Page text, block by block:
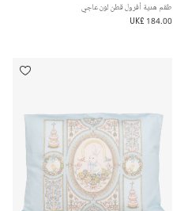
طقم هدية أفرول قطن لون عاجي
UK£ 184.00